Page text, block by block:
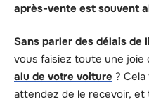
après-vente est souvent
Sans parler des délais de
vous faisiez toute une joie
alu de votre voiture ?
attendez de le recevoir,